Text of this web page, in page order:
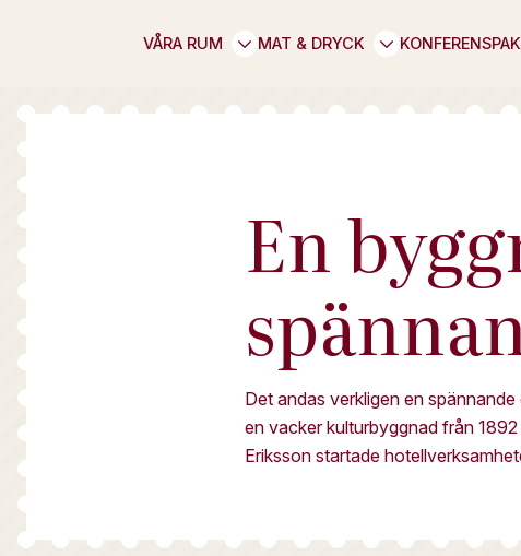
VÅRA RUM MAT & DRYCK KONFERENS
En
Det andas verkligen en
en vacker kulturbyggnad från
Eriksson startade